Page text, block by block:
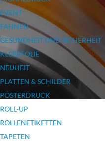
EVENT
FAHNEN
GESUNDHEIT UND SICHERHEIT
KLEBEFOLIE
NEUHEIT
PLATTEN & SCHILDER
POSTERDRUCK
ROLL-UP
ROLLENETIKETTEN
TAPETEN